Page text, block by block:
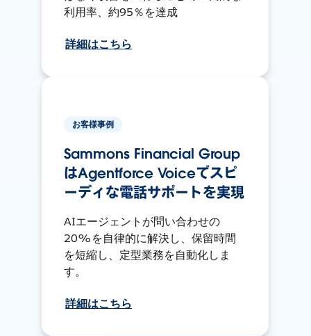
利用率、約95％を達成
詳細はこちら
お客様事例
Sammons Financial Group
はAgentforce Voiceでスピ
ーディな電話サポートを実現
AIエージェントが問い合わせの
20%を自律的に解決し、保留時間
を短縮し、定型業務を自動化しま
す。
詳細はこちら